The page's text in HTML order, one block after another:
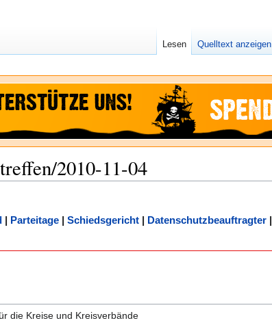
2010-11-04
| Parteitage | Schiedsgericht | Datenschutzbeauftragter |
die Kreise und Kreisverbände
Lesen Quelltext anzeigen